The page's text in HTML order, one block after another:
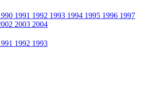
1991 1992 1993 1994 1995 1996 1997
2003 2004
1992 1993